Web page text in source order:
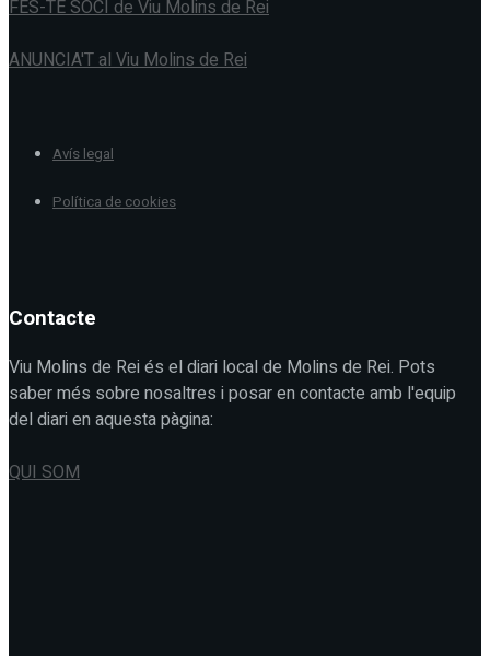
FES-TE SOCI de Viu Molins de Rei
ANUNCIA'T al Viu Molins de Rei
Avís legal
Política de cookies
Contacte
Viu Molins de Rei és el diari local de Molins de Rei. Pots
saber més sobre nosaltres i posar en contacte amb l'equip
del diari en aquesta pàgina:
QUI SOM